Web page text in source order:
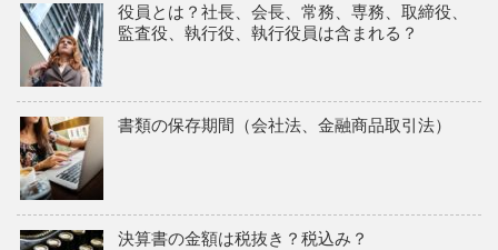
役員とは？社長、会長、常務、専務、取締役、
監査役、執行役、執行役員は含まれる？
書類の保存期間（会社法、金融商品取引法）
決算書の金額は税抜き？税込み？